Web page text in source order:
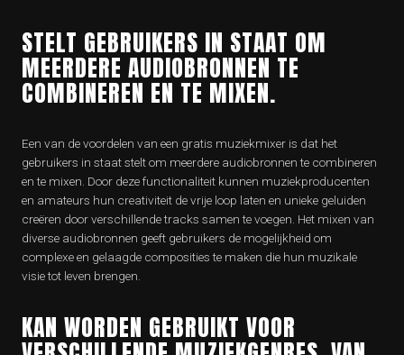
STELT GEBRUIKERS IN STAAT OM
MEERDERE AUDIOBRONNEN TE
COMBINEREN EN TE MIXEN.
Een van de voordelen van een gratis muziekmixer is dat het
gebruikers in staat stelt om meerdere audiobronnen te combineren
en te mixen. Door deze functionaliteit kunnen muziekproducenten
en amateurs hun creativiteit de vrije loop laten en unieke geluiden
creëren door verschillende tracks samen te voegen. Het mixen van
diverse audiobronnen geeft gebruikers de mogelijkheid om
complexe en gelaagde composities te maken die hun muzikale
visie tot leven brengen.
KAN WORDEN GEBRUIKT VOOR